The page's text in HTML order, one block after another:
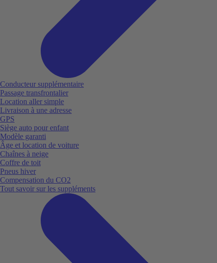
Conducteur supplémentaire
Passage transfrontalier
Location aller simple
Livraison à une adresse
GPS
Siège auto pour enfant
Modèle garanti
Âge et location de voiture
Chaînes à neige
Coffre de toit
Pneus hiver
Compensation du CO2
Tout savoir sur les suppléments